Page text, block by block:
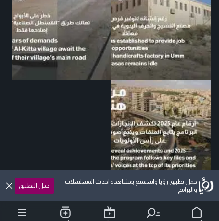
حمل تطبيق رؤيا واستمتع بمشاهدة احدث المسلسلات
والبرامج
حمل التطبيق